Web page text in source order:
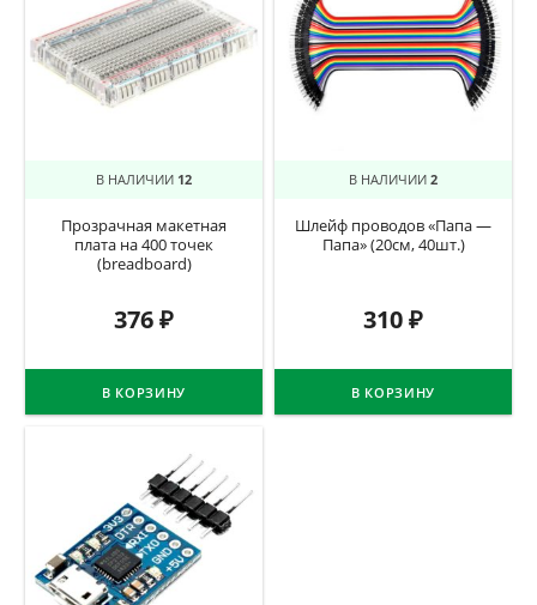
В НАЛИЧИИ 12
Прозрачная макетная
плата на 400 точек
(breadboard)
376₽
В КОРЗИНУ
В НАЛИЧИИ 2
Шлейф проводов «Папа —
Папа» (20см, 40шт.)
310₽
В КОРЗИНУ